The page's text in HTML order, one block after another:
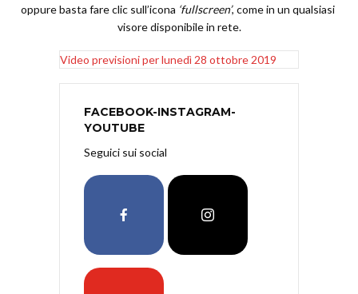
oppure basta fare clic sull’icona ‘fullscreen’, come in un qualsiasi
visore disponibile in rete.
Video previsioni per lunedì 28 ottobre 2019
FACEBOOK-INSTAGRAM-
YOUTUBE
Seguici sui social